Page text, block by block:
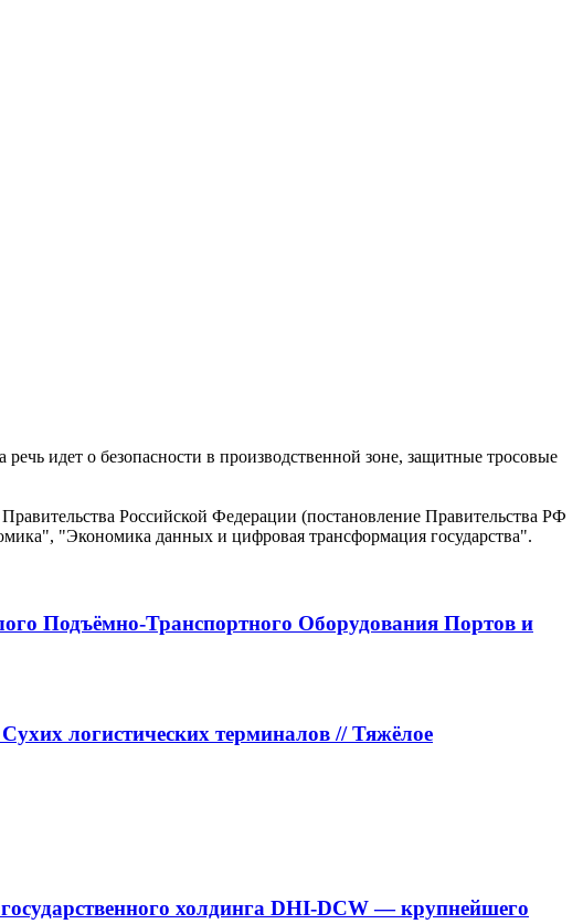
идет о безопасности в производственной зоне, защитные тросовые
Подъёмно-Транспортного Оборудования Портов и
логистических терминалов // Тяжёлое
холдинга DHI-DCW — крупнейшего